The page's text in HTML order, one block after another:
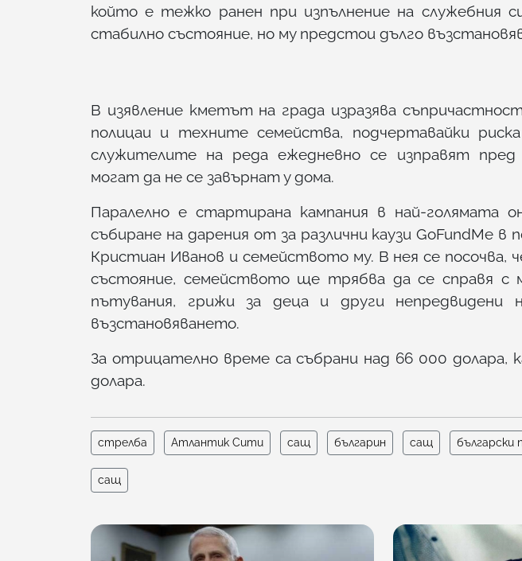
който е тежко ранен при изпълнение на служебния
стабилно състояние, но му предстои дълго
В изявление кметът на града изразява
полицаи и техните семейства, подчертавайки
служителите на реда ежедневно се изправят
могат да не се завърнат у дома.
Паралелно е стартирана кампания в най-голямата
събиране на дарения от за различни каузи GoFundMe в
Кристиан Иванов и семейството му. В нея се посочва,
състояние, семейството ще трябва да се справя с
пътувания, грижи за деца и други непредвидени
възстановяването.
За отрицателно време са събрани над 66 000 долара,
долара.
стрелба Атлантик Сити сащ българин сащ български
сащ